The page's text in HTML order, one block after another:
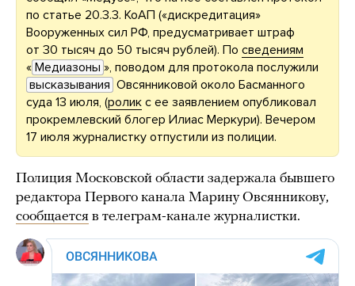
по статье 20.3.3. КоАП («дискредитация»
Вооруженных сил РФ, предусматривает штраф
от 30 тысяч до 50 тысяч рублей). По сведениям
« Медиазоны », поводом для протокола послужили
высказывания Овсянниковой около Басманного
суда 13 июля, (ролик с ее заявлением опубликовал
прокремлевский блогер Илиас Меркури). Вечером
17 июля журналистку отпустили из полиции.
Полиция Московской области задержала бывшего
редактора Первого канала Марину Овсянникову,
сообщается в телеграм-канале журналистки.